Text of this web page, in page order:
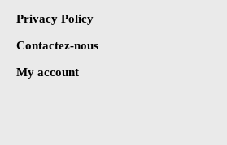
Privacy Policy
Contactez-nous
My account